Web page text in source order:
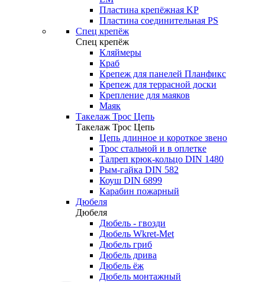
Пластина крепёжная KP
Пластина соединительная PS
Спец крепёж
Спец крепёж
Кляймеры
Краб
Крепеж для панелей Планфикс
Крепеж для террасной доски
Крепление для маяков
Маяк
Такелаж Трос Цепь
Такелаж Трос Цепь
Цепь длинное и короткое звено
Трос стальной и в оплетке
Талреп крюк-кольцо DIN 1480
Рым-гайка DIN 582
Коуш DIN 6899
Карабин пожарный
Дюбеля
Дюбеля
Дюбель - гвозди
Дюбель Wkret-Met
Дюбель гриб
Дюбель дрива
Дюбель ёж
Дюбель монтажный